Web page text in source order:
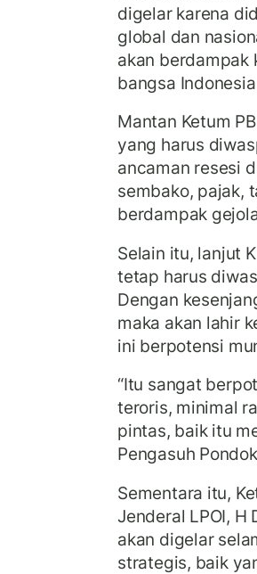
digelar karena
global dan
akan berdampak
bangsa
Mantan Ketum
yang harus
ancaman resesi
sembako, pajak,
berdampak
Selain itu, lanjut
tetap harus
Dengan
maka akan lahir
ini berpotensi
“Itu sangat
teroris, minimal
pintas, baik itu
Pengasuh
Sementara itu,
Jenderal LPOI, H
akan digelar
strategis, baik